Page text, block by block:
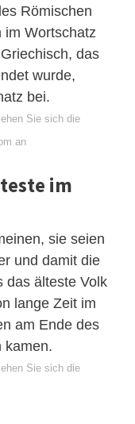
Römischen
im Wortschatz
das
wurde,
bei.
Sie sich die
an
im
sie seien
und damit die
das älteste Volk
lange Zeit im
am Ende des
kamen.
Sie sich die